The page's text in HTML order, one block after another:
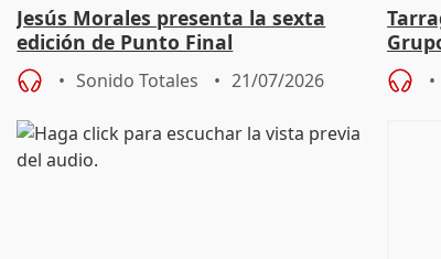
Jesús Morales presenta la sexta
edición de Punto Final
Sonido Totales 21/07/2026